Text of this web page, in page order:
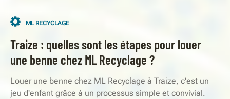
ML RECYCLAGE
Traize : quelles sont les étapes pour louer
une benne chez ML Recyclage ?
Louer une benne chez ML Recyclage à Traize, c'est un
jeu d'enfant grâce à un processus simple et convivial.